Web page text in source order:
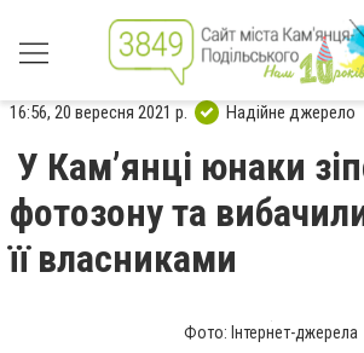
16:56, 20 вересня 2021 р. Надійне джерело
У Кам’янці юнаки
фотозону та
її власниками
Фото: Інтернет-джерела